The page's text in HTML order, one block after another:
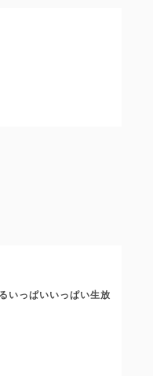
いっぱいいっぱい生放